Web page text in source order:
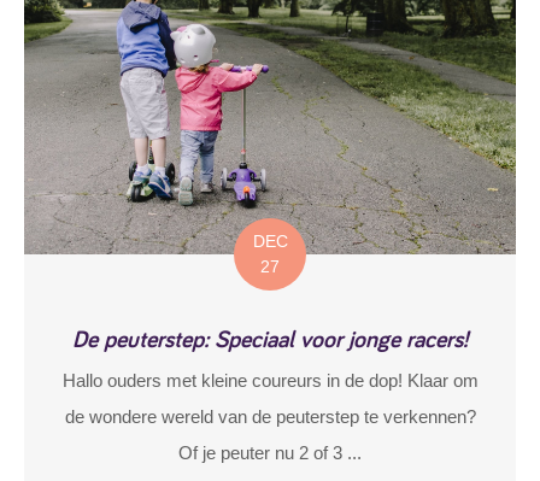
DEC
27
De peuterstep: Speciaal voor jonge racers!
Hallo ouders met kleine coureurs in de dop! Klaar om
de wondere wereld van de peuterstep te verkennen?
Of je peuter nu 2 of 3 ...